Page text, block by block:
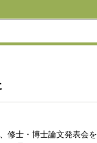
修士・博士論文発表会